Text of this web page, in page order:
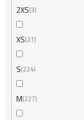
2XS 3
XS 21
S 224
M 227